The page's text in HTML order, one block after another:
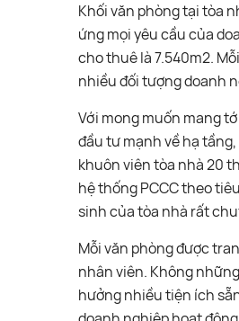
Khối văn phòng tại tòa
ứng mọi yêu cầu của
cho thuê là 7.540m2.
nhiều đối tượng doanh
Với mong muốn mang
đầu tư mạnh về hạ
khuôn viên tòa nhà 20
hệ thống PCCC theo
sinh của tòa nhà rất
Mỗi văn phòng được
nhân viên. Không
hưởng nhiều tiện ích